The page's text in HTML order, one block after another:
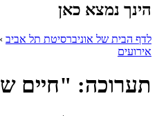
הינך נמצא כאן
לדף הבית של אוניברסיטת תל אביב
אירועים
תערוכה: "חיים